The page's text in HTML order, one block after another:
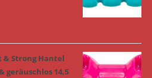
& Strong Hantel
geräuschlos 14,5